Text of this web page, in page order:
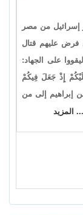
إسرائيل من مصر
فرض عليهم قتال
على الجهاد:
إِذْ جَعَلَ فِيكُمْ
نبي من إبراهيم إلى من
المزيد